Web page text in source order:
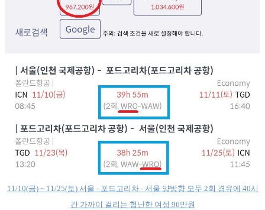
11/10(금) ~ 11/25(토) 서울 - 포드고리차 - 서울 양방향 모두 2회 경유에 40시
간 가까이 걸리는 험난한 여정 96만원